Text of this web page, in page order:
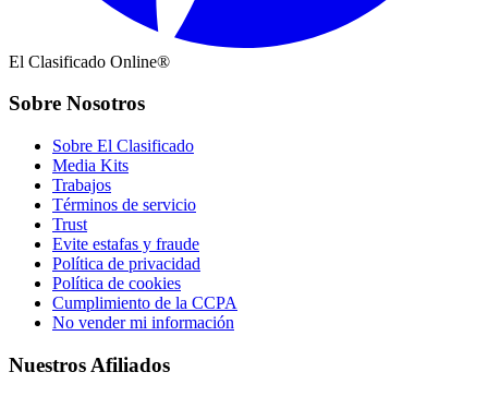
El Clasificado Online®
Sobre Nosotros
Sobre El Clasificado
Media Kits
Trabajos
Términos de servicio
Trust
Evite estafas y fraude
Política de privacidad
Política de cookies
Cumplimiento de la CCPA
No vender mi información
Nuestros Afiliados